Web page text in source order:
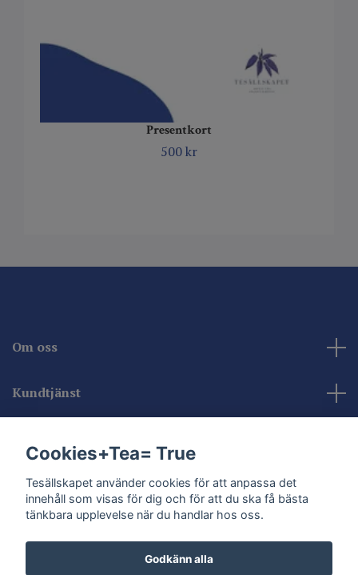
Presentkort
500 kr
Om oss
Kundtjänst
Sociala medier
Cookies+Tea= True
Tesällskapet använder cookies för att anpassa det
innehåll som visas för dig och för att du ska få bästa
tänkbara upplevelse när du handlar hos oss.
Godkänn alla